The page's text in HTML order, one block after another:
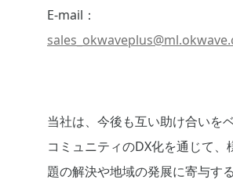
E-mail：
当社は、今後も互い助け合いを
コミュニティのDX化を通じて、
題の解決や地域の発展に寄与す